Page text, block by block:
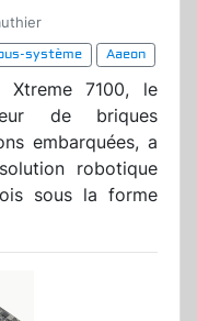
système
Aaeon
Xtreme 7100, le
de briques
embarquées, a
robotique
sous la forme